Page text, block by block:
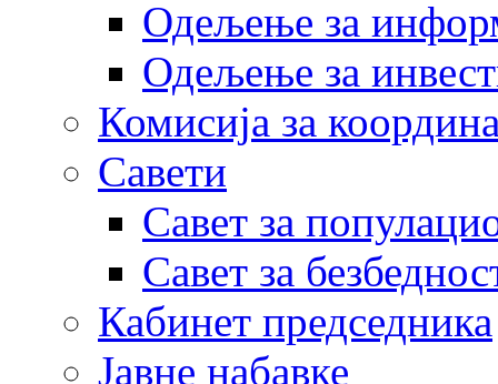
Одељење за
Одељење за
Комисија за
Савети
Савет за
Савет за
Кабинет председника
Јавне набавке